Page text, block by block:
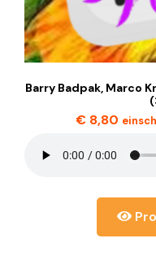
Barry Badpak, Marco
€8,80